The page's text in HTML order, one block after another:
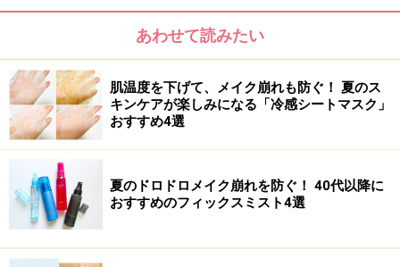
あわせて読みたい
肌温度を下げて、メイク崩れも防ぐ！ 夏のス
キンケアが楽しみになる「冷感シートマスク」
おすすめ4選
夏のドロドロメイク崩れを防ぐ！ 40代以降に
おすすめのフィックスミスト4選